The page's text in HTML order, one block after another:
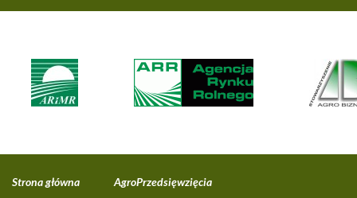
Strona główna
AgroPrzedsięwzięcia